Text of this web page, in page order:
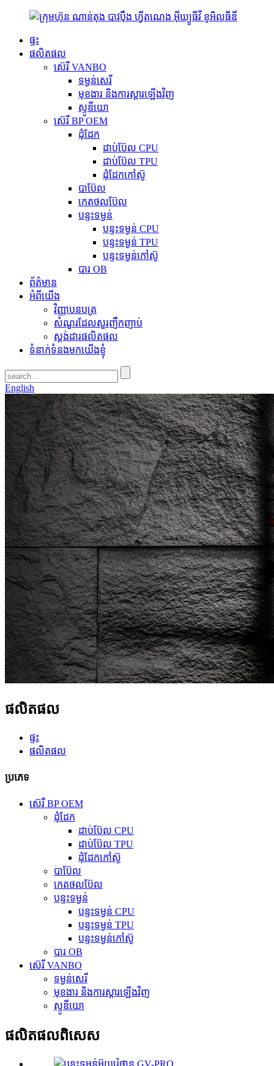
ផ្ទះ
ផលិតផល
ស៊េរី VANBO
ទម្ងន់សេរី
មុខងារ និងការស្តារឡើងវិញ
ស្ទូឌីយោ
ស៊េរី BP OEM
ដុំដែក
ដាប់ប៊ែល CPU
ដាប់ប៊ែល TPU
ដុំដែកកៅស៊ូ
បាប៊ែល
កេតថលប៊ែល
បន្ទះទម្ងន់
បន្ទះទម្ងន់ CPU
បន្ទះទម្ងន់ TPU
បន្ទះទម្ងន់កៅស៊ូ
បារ OB
ព័ត៌មាន
អំពីយើង
វិញ្ញាបនបត្រ
សំណួរដែលសួរញឹកញាប់
ស្តង់ដារផលិតផល
ទំនាក់ទំនងមកយើងខ្ញុំ
English
ផលិតផល
ផ្ទះ
ផលិតផល
ប្រភេទ
ស៊េរី BP OEM
ដុំដែក
ដាប់ប៊ែល CPU
ដាប់ប៊ែល TPU
ដុំដែកកៅស៊ូ
បាប៊ែល
កេតថលប៊ែល
បន្ទះទម្ងន់
បន្ទះទម្ងន់ CPU
បន្ទះទម្ងន់ TPU
បន្ទះទម្ងន់កៅស៊ូ
បារ OB
ស៊េរី VANBO
ទម្ងន់សេរី
មុខងារ និងការស្តារឡើងវិញ
ស្ទូឌីយោ
ផលិតផល​ពិសេស